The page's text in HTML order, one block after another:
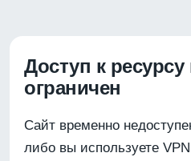
Доступ к
ограничен
Сайт временно
либо вы используете